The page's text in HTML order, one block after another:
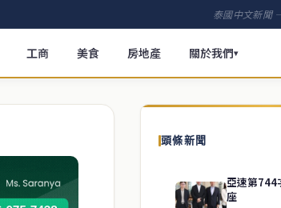
泰國中文新聞
工商 美食 房地產 關於我們▾
頭條新聞
亞速第744
座